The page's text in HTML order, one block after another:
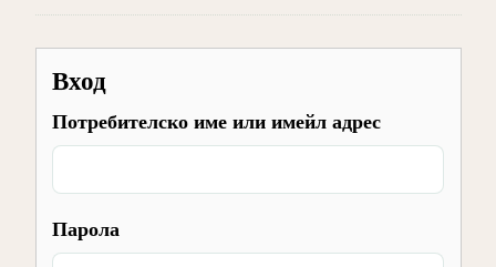
Вход
Потребителско име или имейл адрес
Парола